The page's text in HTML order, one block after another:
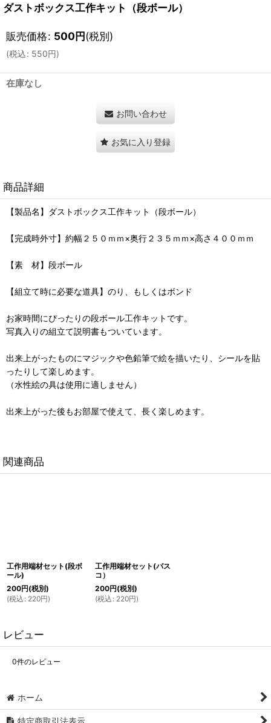
ダストボックス工作キット（段ボール）
販売価格: 500円(税別)
(税込: 550円)
在庫なし
お問い合わせ
お気に入り登録
商品詳細
【製品名】ダストボックス工作キット（段ボール）
【完成時外寸】約幅２５０ｍｍ×奥行２３５ｍｍ×高さ４００ｍｍ
【素 材】段ボール
【組立て時に必要な道具】のり、もしくはボンド
お家時間にぴったりの段ボール工作キットです。
写真入りの組立て説明書もついています。
出来上がったものにマジックや色鉛筆で絵を描いたり、シールを貼
ったりして楽しめます。
（水性絵の具は使用に適しません）
出来上がった後もお部屋で使えて、長く楽しめます。
関連商品
工作用端材セット(段ボ
ール)
200円(税別)
(税込 : 220円)
工作用端材セット(パス
コ）
200円(税別)
(税込 : 220円)
レビュー
0件のレビュー
ホーム
特定商取引法表示